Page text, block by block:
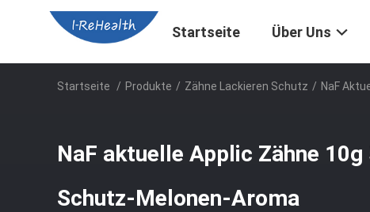
Startseite Über Uns
Startseite / Produkte / Zähne Lackieren Schutz / NaF
NaF aktuelle Applic Zähne 10g
Schutz-Melonen-Aroma